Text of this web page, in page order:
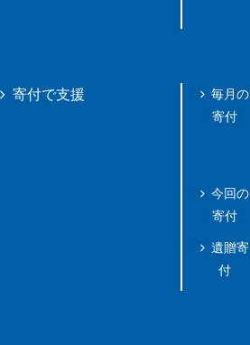
寄付で支援
毎月の
寄付
今回の
寄付
遺贈寄
付